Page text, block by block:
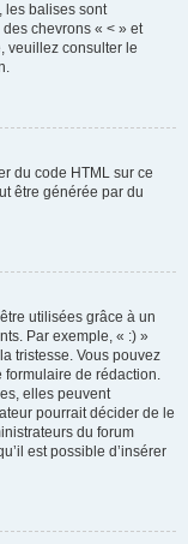
les balises sont
chevrons « < » et
veuillez consulter le
du code HTML sur ce
être générée par du
utilisées grâce à un
Par exemple, « :) »
tristesse. Vous pouvez
formulaire de rédaction.
elles peuvent
pourrait décider de le
du forum
est possible d’insérer